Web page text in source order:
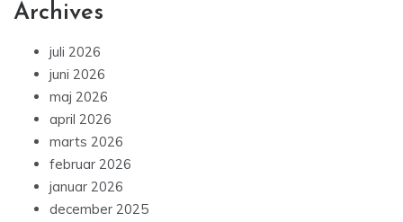
Archives
juli 2026
juni 2026
maj 2026
april 2026
marts 2026
februar 2026
januar 2026
december 2025